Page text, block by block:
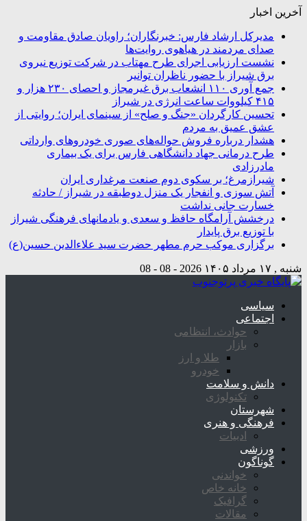
آخرین اخبار
مدیرکل ارشاد فارس: خبرنگاران؛ راویان صادق مقاومت و
صدای مردمند در هیاهوی روایت‌ها
نشست ارزیابی اجرای طرح مهتاب در شرکت توزیع نیروی
برق شیراز با حضور ناظران توانیر
جمع آوری ۱۱۰ انشعاب برق غیرمجاز و احصای ۲۳۰ هزار و
۴۱۵ کیلووات ساعت انرژی در شیراز
تحسین کارگردان «جنگ و صلح» از سینمای ایران؛ روایتی از
عشق عمیق به مردم
هشدار درباره فروش حواله‌های صوری خودروهای وارداتی
طرح درمانی جهاد دانشگاهی فارس برای یک بیماری
مادرزادی
شیرازمرغ؛ بر سکوی دوم صنعت مرغداری ایران
آتش سوزی و انفجار یک منزل دوطبقه در شیراز / حادثه
خسارت جانی نداشت
درخشش آرامگاه‌ حافظ و سعدی و یادمانهای فرهنگی شیراز
با توزیع برق پایدار
برگزاری موکب حرم مطهر حضرت سید علاءالدین حسین(ع)
شنبه , ۱۷ مرداد ۱۴۰۵ 2026 - 08 - 08
سیاسی
اجتماعی
حوادث، انتظامی
بازار
طلا و ارز
خودرو
دانش و سلامت
تکنولوژی
شهرستان
فرهنگی و هنری
ادبیات
ورزشی
گوناگون
خواندنی
خانه خاص
گرافیک
مقالات